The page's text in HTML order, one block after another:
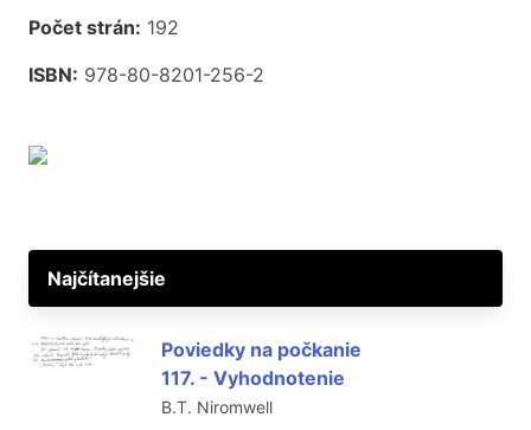
Počet strán: 192
ISBN: 978-80-8201-256-2
Najčítanejšie
Poviedky na počkanie
117. - Vyhodnotenie
B.T. Niromwell